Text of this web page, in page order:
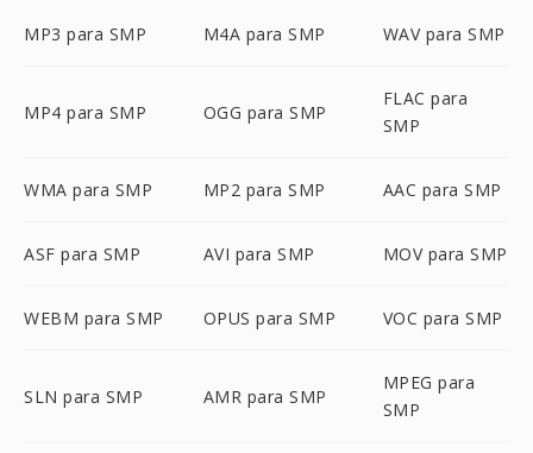
MP3 para SMP M4A para SMP WAV para SMP
MP4 para SMP OGG para SMP
FLAC para
SMP
WMA para SMP MP2 para SMP AAC para SMP
ASF para SMP AVI para SMP MOV para SMP
WEBM para SMP OPUS para SMP VOC para SMP
SLN para SMP AMR para SMP
MPEG para
SMP